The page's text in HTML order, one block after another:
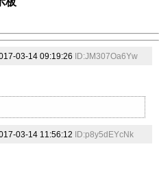
03-14 09:19:26 ID:JM307Oa6Yw
03-14 11:56:12 ID:p8y5dEYcNk